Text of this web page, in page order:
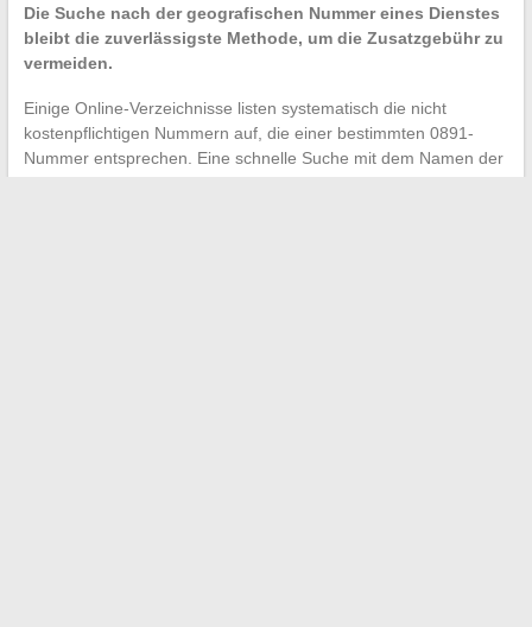
Die Suche nach der geografischen Nummer eines Dienstes
bleibt die zuverlässigste Methode, um die Zusatzgebühr zu
vermeiden.
Einige Online-Verzeichnisse listen systematisch die nicht
kostenpflichtigen Nummern auf, die einer bestimmten 0891-
Nummer entsprechen. Eine schnelle Suche mit dem Namen der